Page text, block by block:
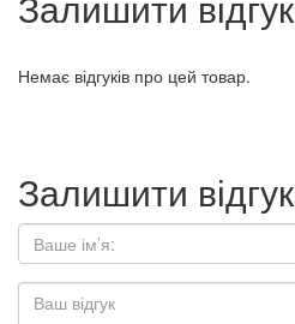
Немає відгуків про цей товар.
Залишити відгук